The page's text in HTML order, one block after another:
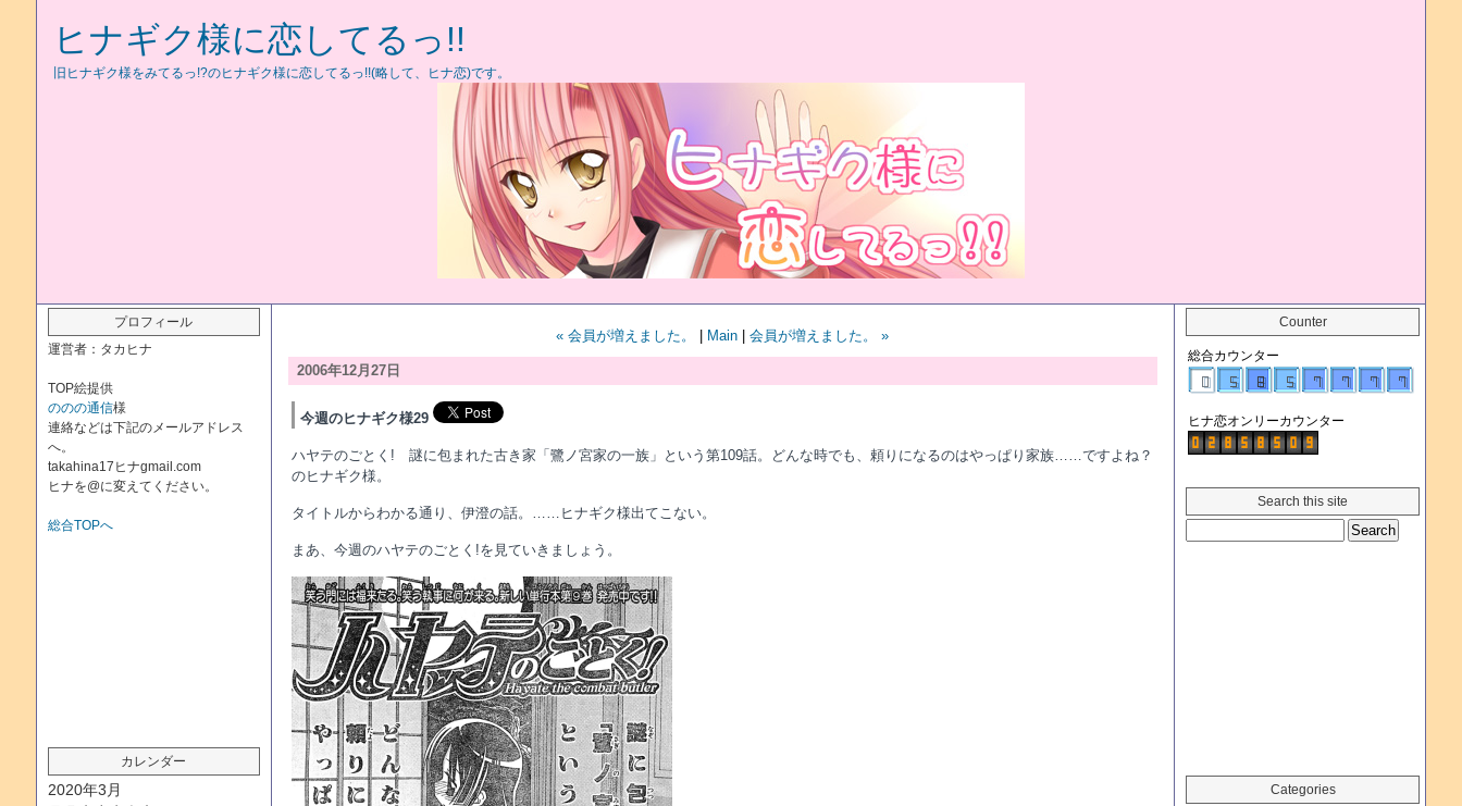
ヒナギク様に恋してるっ!!
旧ヒナギク様をみてるっ!?のヒナギク様に恋してるっ!!(略して、ヒナ恋)です。
プロフィール
運営者：タカヒナ
TOP絵提供
ののの通信様
連絡などは下記のメールアドレス
へ。
takahina17ヒナgmail.com
ヒナを@に変えてください。
総合TOPへ
カレンダー
2020年3月
« 会員が増えました。 Main |会員が増えました。 »
2006年12月27日
今週のヒナギク様29
ハヤテのごとく! 謎に包まれた古き家「鷺ノ宮家の一族」という第109話。どんな時でも、頼りになるのはやっぱり家族……ですよね？
のヒナギク様。
タイトルからわかる通り、伊澄の話。……ヒナギク様出てこない。
まあ、今週のハヤテのごとく!を見ていきましょう。
Counter
総合カウンター
ヒナ恋オンリーカウンター
Search this site
Categories